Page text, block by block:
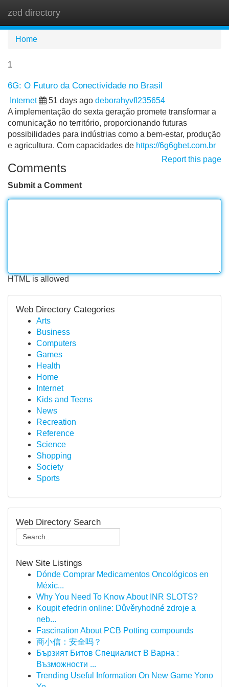
zed directory
Home
1
6G: O Futuro da Conectividade no Brasil
Internet 51 days ago deborahyvfl235654
A implementação do sexta geração promete transformar a
comunicação no território, proporcionando futuras
possibilidades para indústrias como a bem-estar, produção
e agricultura. Com capacidades de https://6g6gbet.com.br
Report this page
Comments
Submit a Comment
HTML is allowed
Web Directory Categories
Arts
Business
Computers
Games
Health
Home
Internet
Kids and Teens
News
Recreation
Reference
Science
Shopping
Society
Sports
Web Directory Search
New Site Listings
Dónde Comprar Medicamentos Oncológicos en
Méxic...
Why You Need To Know About INR SLOTS?
Koupit efedrin online: Důvěryhodné zdroje a
neb...
Fascination About PCB Potting compounds
商小信：安全吗？
Бързият Битов Специалист В Варна :
Възможности ...
Trending Useful Information On New Game Yono